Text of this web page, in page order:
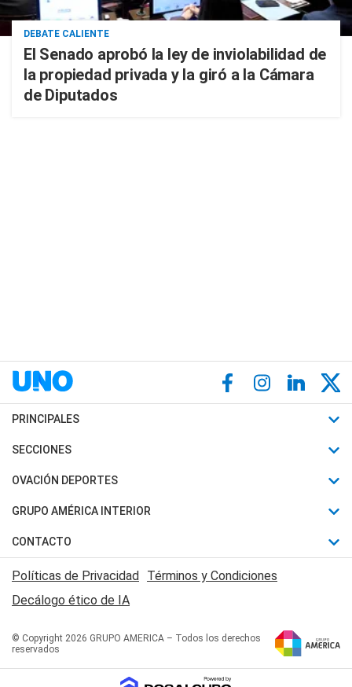
DEBATE CALIENTE
El Senado aprobó la ley de inviolabilidad de
la propiedad privada y la giró a la Cámara
de Diputados
PRINCIPALES
Últimas Noticias
Política
Judiciales
Economia
SECCIONES
Horóscopo
Motores
Trucos caseros
Series y Películas
Edictos y Solicitadas
OVACIÓN DEPORTES
Fútbol
Mundial
Automovilismo
Rugby
Básquet
GRUPO AMÉRICA INTERIOR
Canal 7 en Vivo
San Juan 8
CONTACTO
Acerca de Nosotros
Contactanos
Políticas de Privacidad Términos y Condiciones
Decálogo ético de IA
© Copyright 2026 GRUPO AMERICA – Todos los derechos
reservados